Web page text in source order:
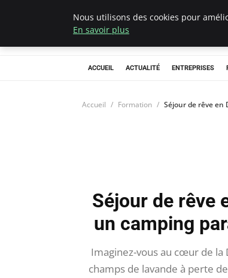
Chasseur De
ACCUEIL ACTUALITÉ ENTREPRISES
Accueil Formation Séjour de rêve en
Séjour de rêve
un camping
Imaginez-vous au cœur de la
champs de lavande à perte
Nous utilisons des cookies pour
En savoir plus